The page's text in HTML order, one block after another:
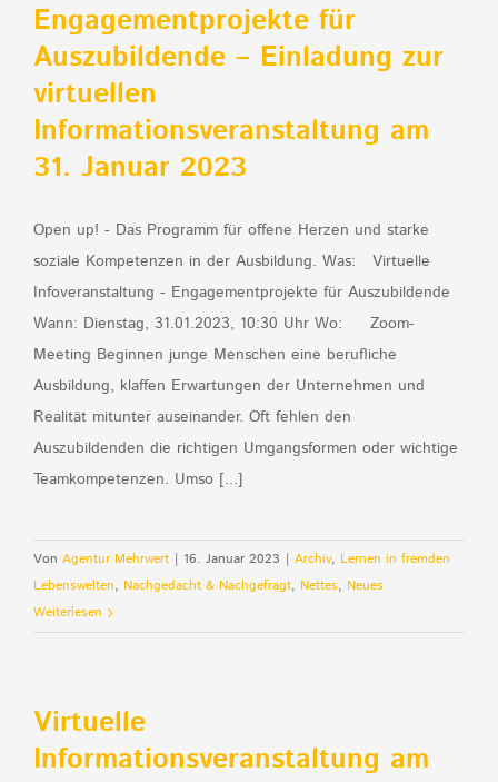
Engagementprojekte für
Auszubildende – Einladung zur
virtuellen
Informationsveranstaltung am
31. Januar 2023
Open up! - Das Programm für offene Herzen und starke
soziale Kompetenzen in der Ausbildung. Was: Virtuelle
Infoveranstaltung - Engagementprojekte für Auszubildende
Wann: Dienstag, 31.01.2023, 10:30 Uhr Wo: Zoom-
Meeting Beginnen junge Menschen eine berufliche
Ausbildung, klaffen Erwartungen der Unternehmen und
Realität mitunter auseinander. Oft fehlen den
Auszubildenden die richtigen Umgangsformen oder wichtige
Teamkompetenzen. Umso [...]
Von Agentur Mehrwert | 16. Januar 2023 | Archiv, Lernen in fremden
Lebenswelten, Nachgedacht & Nachgefragt, Nettes, Neues
Weiterlesen
Virtuelle
Informationsveranstaltung am